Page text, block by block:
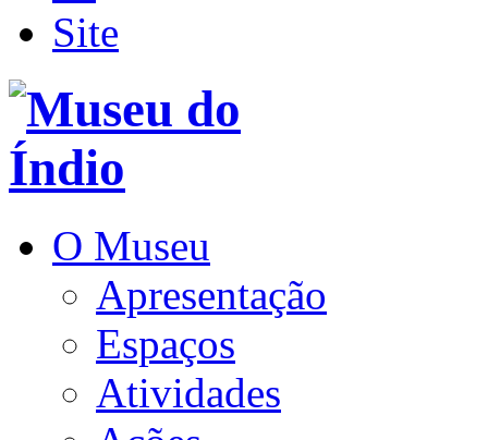
O Museu
Apresentação
Espaços
Atividades